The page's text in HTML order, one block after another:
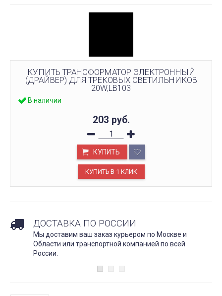
КУПИТЬ ТРАНСФОРМАТОР ЭЛЕКТРОННЫЙ
(ДРАЙВЕР) ДЛЯ ТРЕКОВЫХ СВЕТИЛЬНИКОВ
20W,LB103
В наличии
203 руб.
КУПИТЬ
ДОСТАВКА ПО РОССИИ
Мы доставим ваш заказ курьером по Москве и
Области или транспортной компанией по всей
России.